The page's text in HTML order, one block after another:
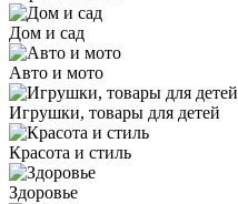
Дом и сад
Авто и мото
Игрушки, товары для детей
Красота и стиль
Здоровье